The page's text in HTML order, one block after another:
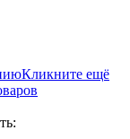
Кликните ещё